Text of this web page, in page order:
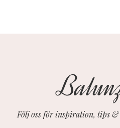
Följ oss för inspiration, tips &